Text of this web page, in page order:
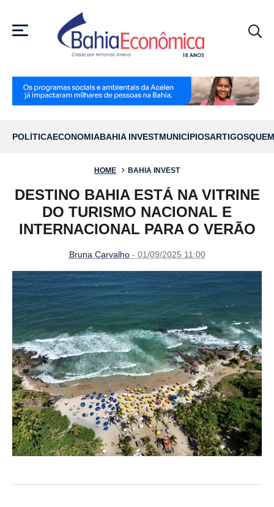
MENU
POLÍTICAECONOMIABAHIA INVESTMUNICÍPIOSARTIGOS
HOME BAHIA INVEST
DESTINO BAHIA ESTÁ NA VITRINE
DO TURISMO NACIONAL E
INTERNACIONAL PARA O VERÃO
Bruna Carvalho- 01/09/2025 11:00